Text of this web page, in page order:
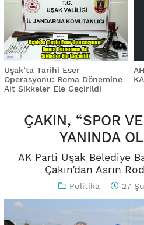
Uşak’ta Tarihi Eser
Operasyonu: Roma Dönemine
Ait Sikkeler Ele Geçirildi
ÇAKIN, “SPOR
YANINDA
AK Parti Uşak Belediye
Çakın’dan Asrın
Politika 27